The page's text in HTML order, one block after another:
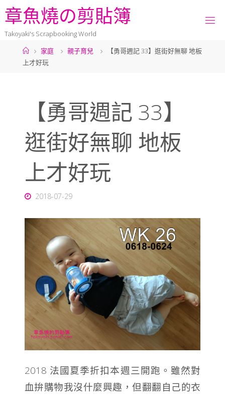
章魚燒の剪貼簿
Takoyaki's Scrapbooking World
家庭
親子育兒
【勇哥週記 33】逛街好無聊 地板
上才好玩
【勇哥週記 33】
逛街好無聊 地板
上才好玩
2018-07-29
2018 法國夏季折扣本週三開跑。雖然對
血拚購物我沒什麼興趣，但翻翻自己的衣